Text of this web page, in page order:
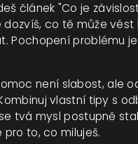
článek "Co je
dozvíš, co tě může vést
Pochopení problému
není slabost, ale
vlastní tipy s
tvá mysl postupně
pro to, co miluješ.